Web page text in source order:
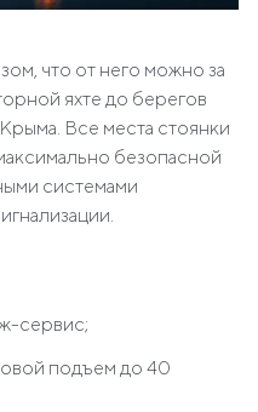
что от него можно за
яхте до берегов
Все места стоянки
безопасной
системами
сервис;
подъем до 40